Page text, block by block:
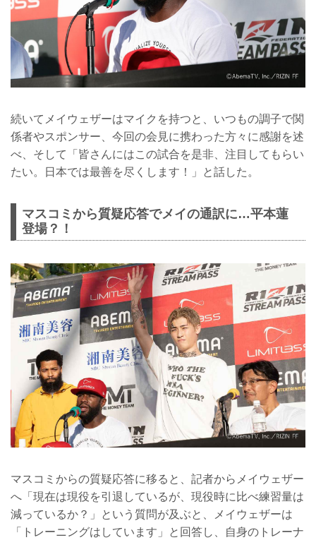
続いてメイウェザーはマイクを持つと、いつもの調子で関
係者やスポンサー、今回の会見に携わった方々に感謝を述
べ、そして「皆さんにはこの試合を是非、注目してもらい
たい。日本では最善を尽くします！」と話した。
マスコミから質疑応答でメイの通訳に…平本蓮
登場？！
マスコミからの質疑応答に移ると、記者からメイウェザー
へ「現在は現役を引退しているが、現役時に比べ練習量は
減っているか？」という質問が及ぶと、メイウェザーは
「トレーニングはしています」と回答し、自身のトレーナ